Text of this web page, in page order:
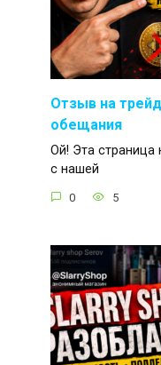
Отзыв на
обещания
Ой! Эта страница
с нашей
0 5